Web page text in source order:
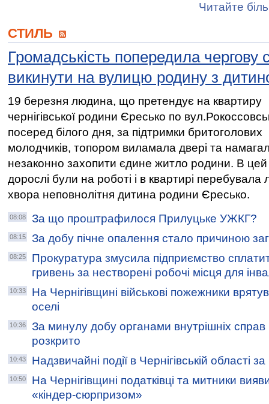
Читайте
СТИЛЬ
Громадськість попередила чергову
викинути на вулицю родину з
19 березня людина, що претендує на квартиру
чернігівської родини Єресько по
посеред білого дня, за підтримки бритоголових
молодчиків, топором виламала двері та
незаконно захопити єдине житло родини. В цей
дорослі були на роботі і в квартирі перебувала
хвора неповнолітня дитина родини Єресько.
08:08 За що проштрафилося Прилуцьке УЖКГ?
08:15 За добу пічне опалення стало причиною
08:25
Прокуратура змусила підприємство
гривень за нестворені робочі місця для
10:33
На Чернігівщині військові пожежники
оселі
10:36
За минулу добу органами внутрішніх справ
розкрито
10:43 Надзвичайні події в Чернігівській області
10:50
На Чернігівщині податківці та митники
«кіндер-сюрпризом»